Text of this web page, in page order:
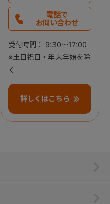
電話で
お問い合わせ
受付時間： 9:30～17:00
※土日祝日・年末年始を除
く
詳しくはこちら